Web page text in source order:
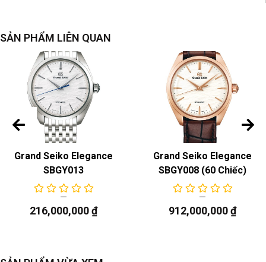
SẢN PHẨM LIÊN QUAN
Grand Seiko Elegance
SBGY013
216,000,000₫
Grand Seiko Elegance
SBGY008 (60 Chiếc)
912,000,000₫